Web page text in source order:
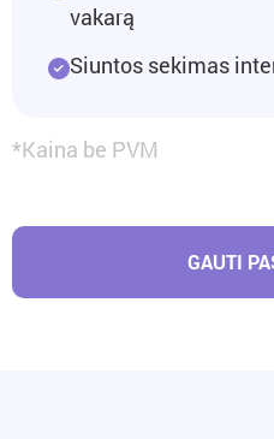
vakarą
Siuntos sekimas
*Kaina be PVM
GAUTI